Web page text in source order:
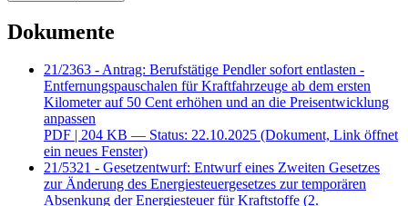
Dokumente
21/2363 - Antrag: Berufstätige Pendler sofort entlasten -
Entfernungspauschalen für Kraftfahrzeuge ab dem ersten
Kilometer auf 50 Cent erhöhen und an die Preisentwicklung
anpassen
PDF | 204 KB — Status: 22.10.2025 (Dokument, Link öffnet
ein neues Fenster)
21/5321 - Gesetzentwurf: Entwurf eines Zweiten Gesetzes
zur Änderung des Energiesteuergesetzes zur temporären
Absenkung der Energiesteuer für Kraftstoffe (2.